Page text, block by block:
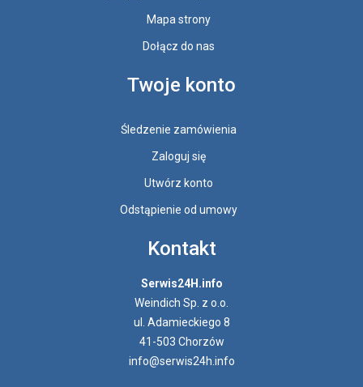
Mapa strony
Dołącz do nas
Twoje konto
Śledzenie zamówienia
Zaloguj się
Utwórz konto
Odstąpienie od umowy
Kontakt
Serwis24H.info
Weindich Sp. z o.o.
ul. Adamieckiego 8
41-503 Chorzów
info@serwis24h.info